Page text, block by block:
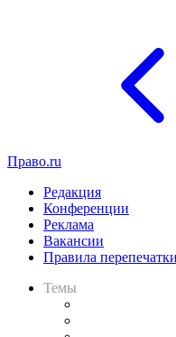
Право.ru
Редакция
Конференции
Реклама
Вакансии
Правила перепечатки
Темы